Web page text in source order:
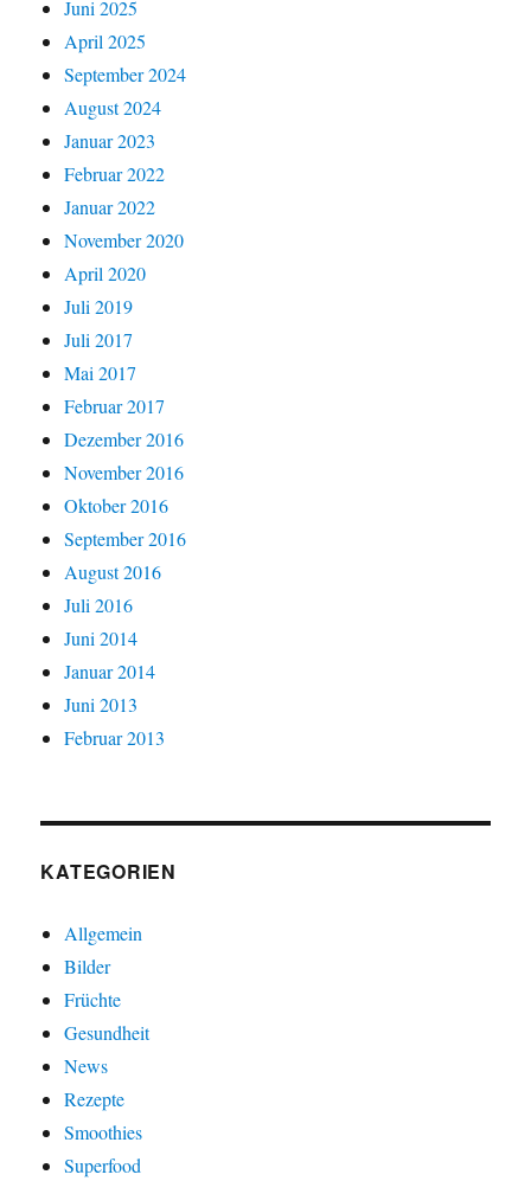
Juni 2025
April 2025
September 2024
August 2024
Januar 2023
Februar 2022
Januar 2022
November 2020
April 2020
Juli 2019
Juli 2017
Mai 2017
Februar 2017
Dezember 2016
November 2016
Oktober 2016
September 2016
August 2016
Juli 2016
Juni 2014
Januar 2014
Juni 2013
Februar 2013
KATEGORIEN
Allgemein
Bilder
Früchte
Gesundheit
News
Rezepte
Smoothies
Superfood